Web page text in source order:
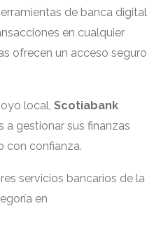
de banca digital
en cualquier
ofrecen un acceso seguro
local, Scotiabank
a gestionar sus finanzas
con confianza.
servicios bancarios de la
en